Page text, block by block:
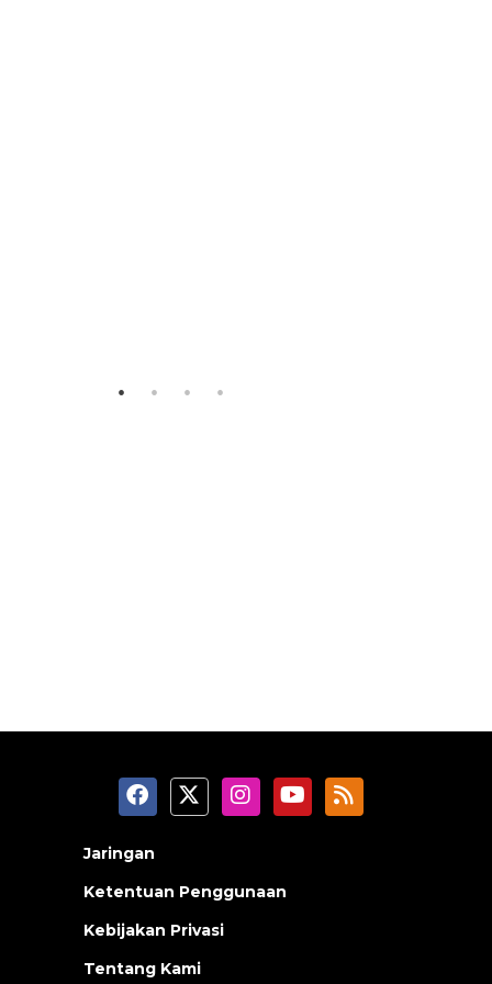
Jaringan
Ketentuan Penggunaan
Kebijakan Privasi
Tentang Kami